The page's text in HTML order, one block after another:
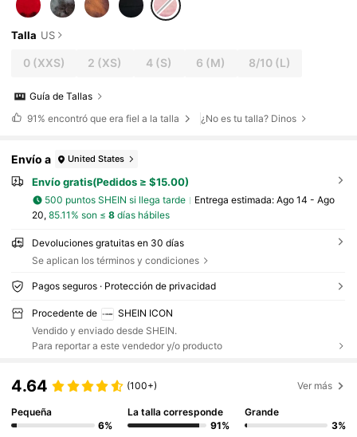
Talla US
0(XXS) 2 (XS) 4 (S) 6 (M) 8/10 (L)
Guía de Tallas
91% encontró que era fiel a la talla ¿No es tu talla? Dinos
Envío a United States
Envío gratis(Pedidos ≥ $15.00)
500 puntos SHEIN si llega tarde Entrega estimada: Ago 14 - Ago
20, 85.11% son ≤ 8días hábiles
Devoluciones gratuitas en 30 días
Se aplican los términos y condiciones
Pagos seguros · Protección de privacidad
Procedente de
SHEIN ICON
Vendido y enviado desde SHEIN.
Para reportar a este vendedor y/o producto
4.64 (100+) Ver más
Pequeña
6%
La talla corresponde
91%
Grande
3%